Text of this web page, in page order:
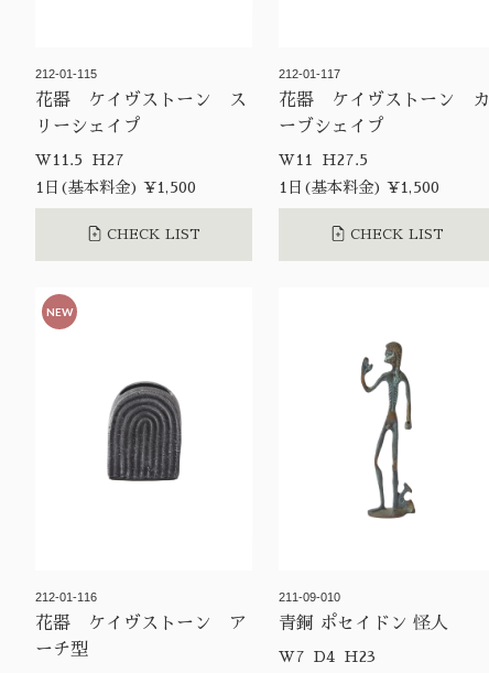
212-01-115
花器 ケイヴストーン ス
リーシェイプ
W11.5 H27
1日(基本料金) ¥1,500
CHECK LIST
212-01-117
花器 ケイヴストーン カ
ーブシェイプ
W11 H27.5
1日(基本料金) ¥1,500
CHECK LIST
NEW
212-01-116
花器 ケイヴストーン ア
ーチ型
211-09-010
青銅 ポセイドン 怪人
W7 D4 H23